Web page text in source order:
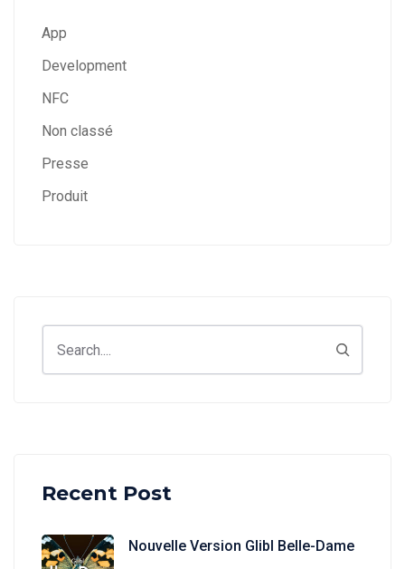
App
Development
NFC
Non classé
Presse
Produit
Recent Post
Nouvelle Version Glibl Belle-Dame